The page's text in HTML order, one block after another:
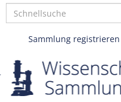
Sammlung registrieren